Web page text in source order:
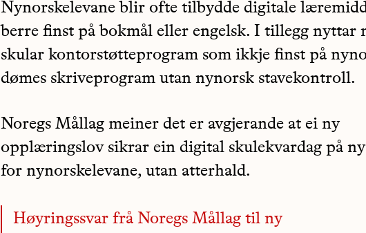
Nynorskelevane blir ofte tilbydde digitale
berre finst på bokmål eller engelsk. I tillegg nyttar
skular kontorstøtteprogram som ikkje finst på
dømes skriveprogram utan nynorsk stavekontroll.
Noregs Mållag meiner det er avgjerande at ei ny
opplæringslov sikrar ein digital skulekvardag på
for nynorskelevane, utan atterhald.
Høyringssvar frå Noregs Mållag til ny